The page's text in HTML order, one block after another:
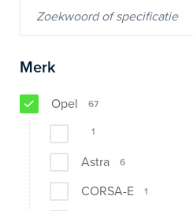
Merk
Opel 67
1
Astra 6
CORSA-E 1